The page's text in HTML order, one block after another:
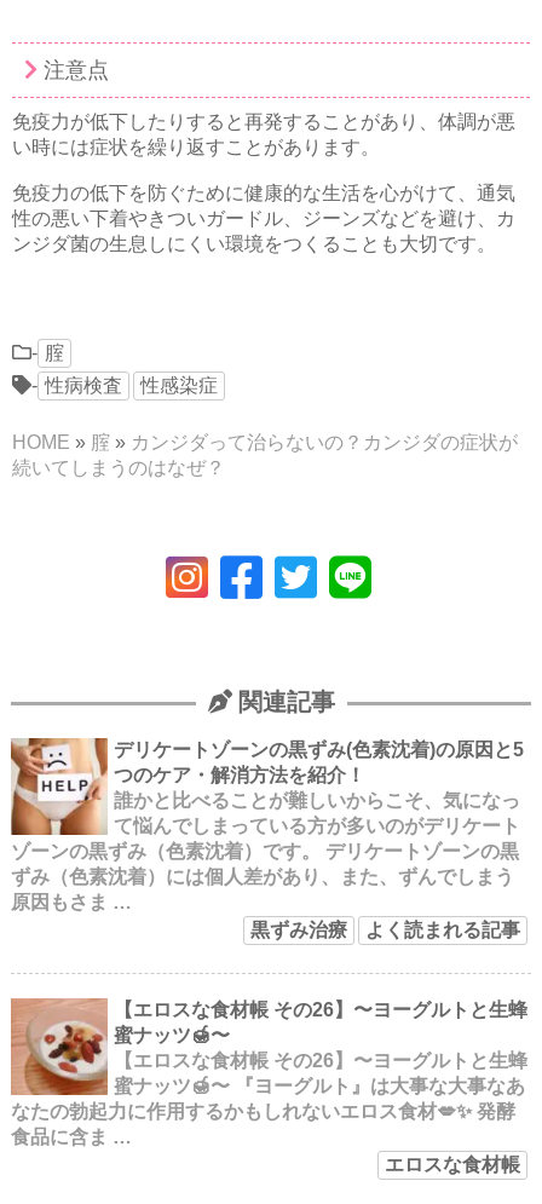
注意点
免疫力が低下したりすると再発することがあり、体調が悪
い時には症状を繰り返すことがあります。
免疫力の低下を防ぐために健康的な生活を心がけて、通気
性の悪い下着やきついガードル、ジーンズなどを避け、カ
ンジダ菌の生息しにくい環境をつくることも大切です。
- 腟
- 性病検査 性感染症
HOME » 腟 » カンジダって治らないの？カンジダの症状が
続いてしまうのはなぜ？
関連記事
デリケートゾーンの黒ずみ(色素沈着)の原因と5
つのケア・解消方法を紹介！
誰かと比べることが難しいからこそ、気になっ
て悩んでしまっている方が多いのがデリケート
ゾーンの黒ずみ（色素沈着）です。 デリケートゾーンの黒
ずみ（色素沈着）には個人差があり、また、ずんでしまう
原因もさま …
黒ずみ治療
よく読まれる記事
【エロスな食材帳 その26】 〜ヨーグルトと生蜂
蜜ナッツ🍯〜
【エロスな食材帳 その26】〜ヨーグルトと生蜂
蜜ナッツ🍯〜 『ヨーグルト』は大事な大事なあ
なたの勃起力に作用するかもしれないエロス食材💋✨ 発酵
食品に含ま …
エロスな食材帳